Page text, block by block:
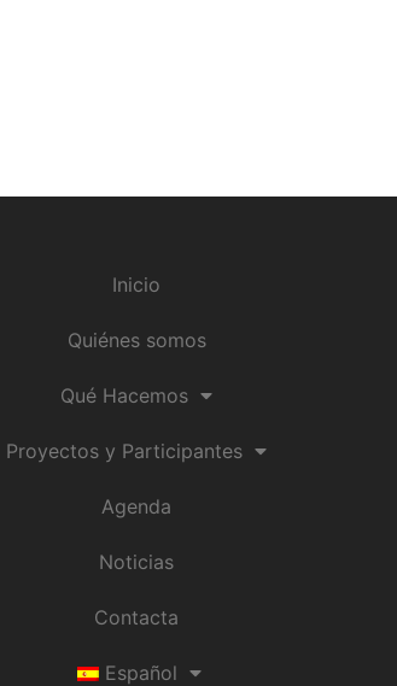
Inicio
Quiénes somos
Qué Hacemos
Proyectos y Participantes
Agenda
Noticias
Contacta
Español